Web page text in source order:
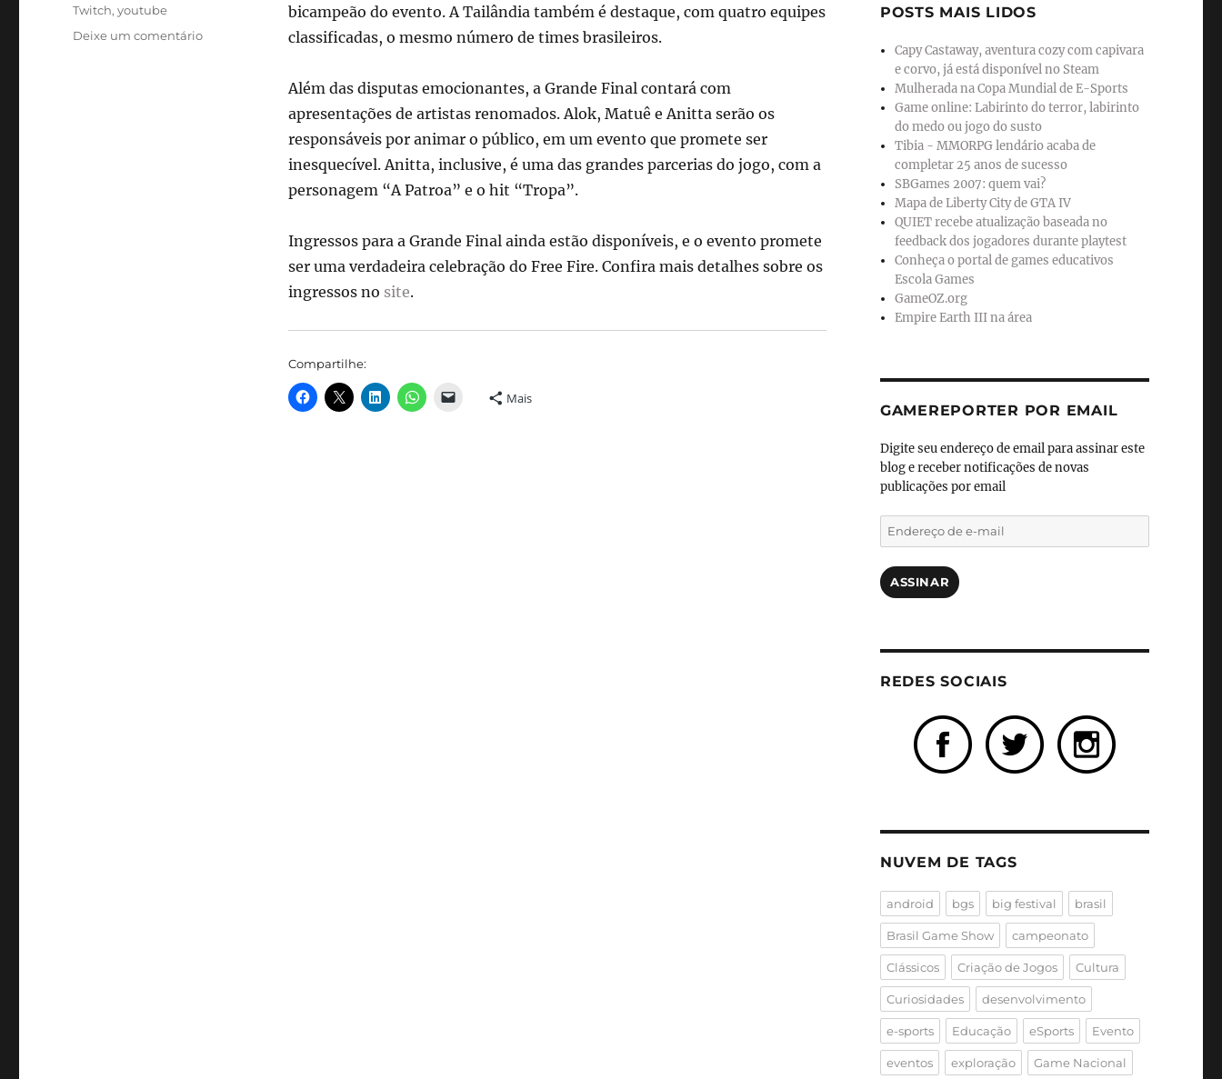
bicampeão do evento. A Tailândia também é destaque, com quatro equipes
classificadas, o mesmo número de times brasileiros.
Além das disputas emocionantes, a Grande Final contará com
apresentações de artistas renomados. Alok, Matuê e Anitta serão os
responsáveis por animar o público, em um evento que promete ser
inesquecível. Anitta, inclusive, é uma das grandes parcerias do jogo, com a
personagem “A Patroa” e o hit “Tropa”.
Ingressos para a Grande Final ainda estão disponíveis, e o evento promete
ser uma verdadeira celebração do Free Fire. Confira mais detalhes sobre os
ingressos no site.
Compartilhe:
Mais
Twitch,youtube
Deixe um comentárioem
POSTS MAIS LIDOS
Capy Castaway, aventura cozy com capivara
e corvo, já está disponível no Steam
Mulherada na Copa Mundial de E-Sports
Game online: Labirinto do terror, labirinto
do medo ou jogo do susto
Tibia - MMORPG lendário acaba de
completar 25 anos de sucesso
SBGames 2007: quem vai?
Mapa de Liberty City de GTA IV
QUIET recebe atualização baseada no
feedback dos jogadores durante playtest
Conheça o portal de games educativos
Escola Games
GameOZ.org
Empire Earth III na área
GAMEREPORTER POR EMAIL
Digite seu endereço de email para assinar este
blog e receber notificações de novas
publicações por email
Endereço
de
e-
mail
ASSINAR
REDES SOCIAIS
NUVEM DE TAGS
android bgs big festival brasil
Brasil Game Show campeonato
Clássicos Criação de Jogos Cultura
Curiosidades desenvolvimento
e-sports Educação eSports Evento
eventos exploração Game Nacional